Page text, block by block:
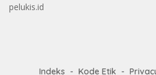
pelukis.id
Indeks Kode Etik